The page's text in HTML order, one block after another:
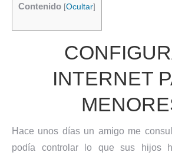
Contenido [Ocultar]
INTERNET
Hace unos días un amigo me
podía controlar lo que sus hijos